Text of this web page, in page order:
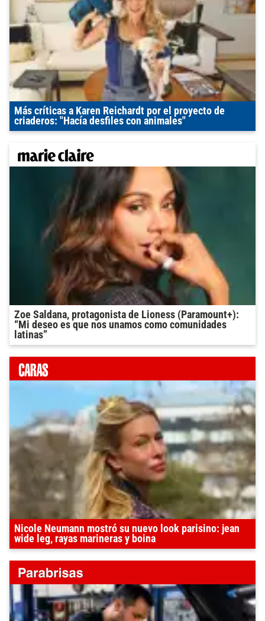
Más críticas a Karen Reichardt por el proyecto de
criaderos: "Hacía desfiles con animales"
Zoe Saldana, protagonista de Lioness (Paramount+):
“Mi deseo es que nos unamos como comunidades
latinas”
Nicole Neumann mostró su nuevo look parisino: jean
wide leg, rayas marineras y boina